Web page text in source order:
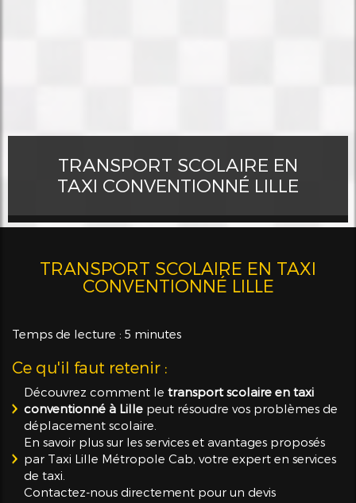
TRANSPORT SCOLAIRE EN
TAXI CONVENTIONNÉ LILLE
TRANSPORT SCOLAIRE EN TAXI
CONVENTIONNÉ LILLE
Temps de lecture : 5 minutes
Ce qu'il faut retenir :
Découvrez comment le transport scolaire en taxi
conventionné à Lille peut résoudre vos problèmes de
déplacement scolaire.
En savoir plus sur les services et avantages proposés
par Taxi Lille Métropole Cab, votre expert en services
de taxi.
Contactez-nous directement pour un devis